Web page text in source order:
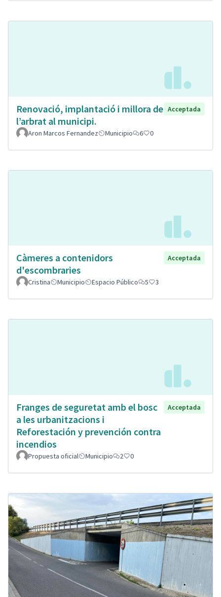
Renovació, implantació i millora de
l’arbrat al municipi.
Acceptada
Aron Marcos Fernandez Municipio 6 0
Càmeres a contenidors
d'escombraries
Acceptada
Cristina Municipio Espacio Público 5 3
Franges de seguretat amb el bosc
a les urbanitzacions i
Reforestación y prevención contra
incendios
Acceptada
Propuesta oficial Municipio 2 0